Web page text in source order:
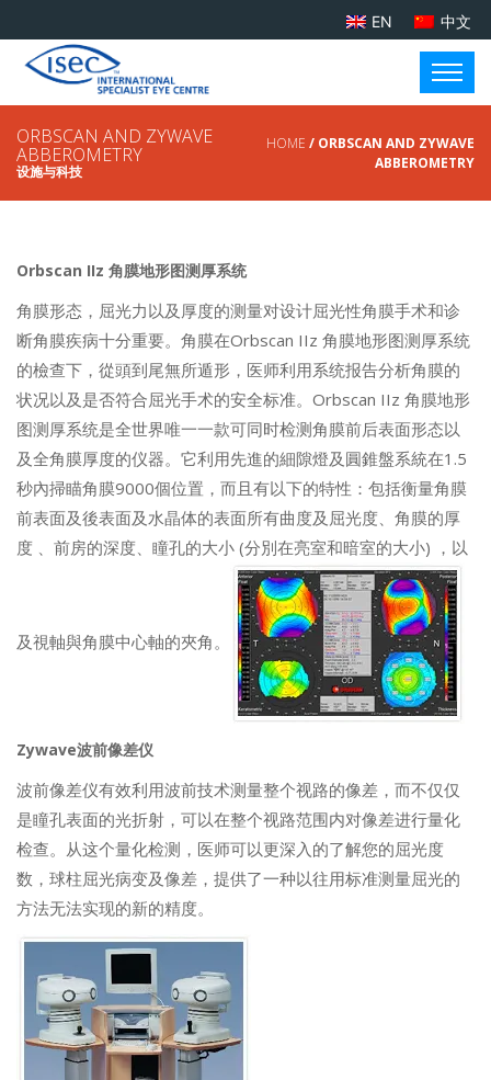
EN 中文
ORBSCAN AND ZYWAVE
ABBEROMETRY
设施与科技
HOME / ORBSCAN AND ZYWAVE
ABBEROMETRY
Orbscan IIz 角膜地形图测厚系统
角膜形态，屈光力以及厚度的测量对设计屈光性角膜手术和诊
断角膜疾病十分重要。角膜在Orbscan IIz 角膜地形图测厚系统
的檢查下，從頭到尾無所遁形，医师利用系统报告分析角膜的
状况以及是否符合屈光手术的安全标准。Orbscan IIz 角膜地形
图测厚系统是全世界唯一一款可同时检测角膜前后表面形态以
及全角膜厚度的仪器。它利用先進的細隙燈及圓錐盤系統在1.5
秒內掃瞄角膜9000個位置，而且有以下的特性：包括衡量角膜
前表面及後表面及水晶体的表面所有曲度及屈光度、角膜的厚
度 、前房的深度、瞳孔的大小 (分別在亮室和暗室的大小) ，以
及視軸與角膜中心軸的夾角。
Zywave波前像差仪
波前像差仪有效利用波前技术测量整个视路的像差，而不仅仅
是瞳孔表面的光折射，可以在整个视路范围内对像差进行量化
检查。从这个量化检测，医师可以更深入的了解您的屈光度
数，球柱屈光病变及像差，提供了一种以往用标准测量屈光的
方法无法实现的新的精度。